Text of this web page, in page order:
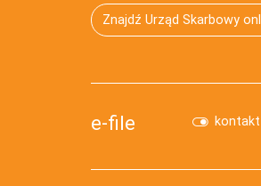
Znajdź Urząd Skarbowy
e-file kontakt